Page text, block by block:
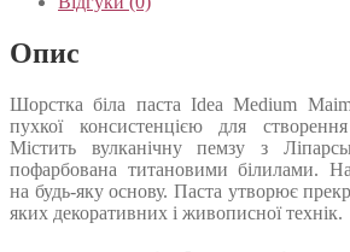
Опис
Шорстка біла паста Idea Medium
пухкої консистенцією для
Містить вулканічну пемзу з
пофарбована титановими білилами.
на будь-яку основу. Паста утворює
яких декоративних і живописної технік.